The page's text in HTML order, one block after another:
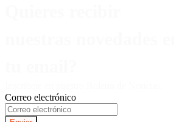
Correo electrónico